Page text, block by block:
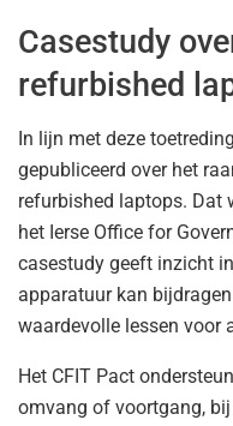
Casestudy
refurbished
In lijn met deze
gepubliceerd over het
refurbished laptops. Dat
het Ierse Office for
casestudy geeft inzicht
apparatuur kan
waardevolle lessen voor
Het CFIT Pact
omvang of voortgang,